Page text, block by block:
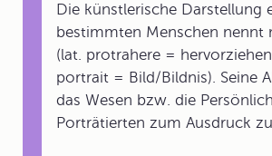
Die künstlerische Darstellung
bestimmten Menschen nennt
(lat. protrahere =
portrait = Bild/Bildnis). Seine
das Wesen bzw. die
Porträtierten zum Ausdruck